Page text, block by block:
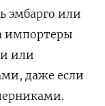
эмбарго или
импортеры
или
даже если